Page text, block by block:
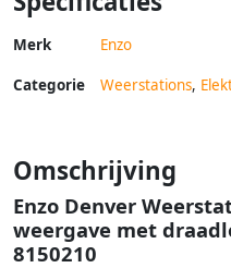
Merk Enzo
Categorie Weerstations,
Omschrijving
Enzo Denver
weergave met
8150210